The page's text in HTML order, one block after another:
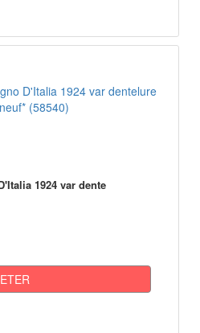
1924 var dente